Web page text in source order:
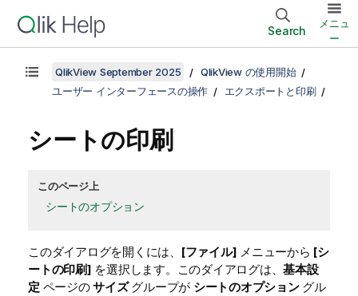
Search
メニュ
ー
QlikView September 2025
QlikView の使用開始
ユーザー インターフェースの操作
エクスポートと印刷
シートの印刷
このページ上
シートのオプション
このダイアログを開くには、 [ファイル] メニューから [シ
ートの印刷] を選択します。このダイアログは、基本設
定 ページのサイズグループが シートのオプショングル